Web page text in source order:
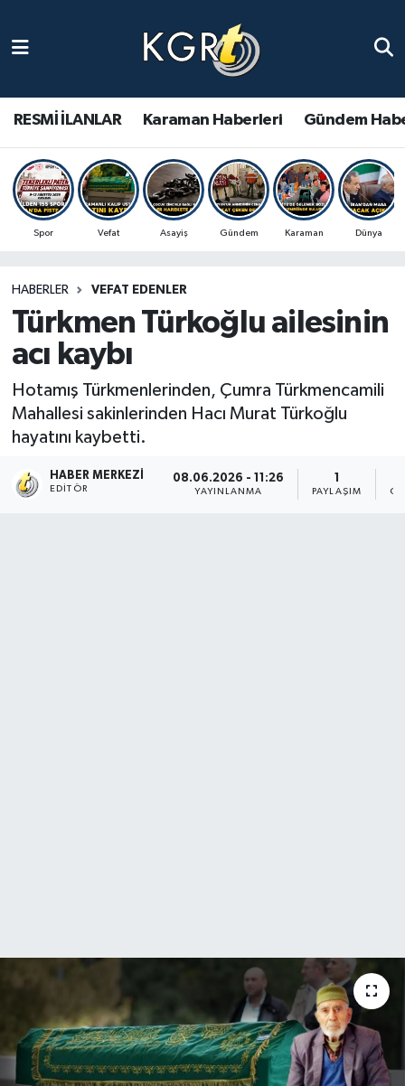
RESMİ İLANLAR Karaman Haberleri Gündem
Spor Vefat Asayiş Gündem Karaman Dünya
HABERLER VEFAT EDENLER
Türkmen Türkoğlu ailesinin
acı kaybı
Hotamış Türkmenlerinden, Çumra Türkmencamili
Mahallesi sakinlerinden Hacı Murat Türkoğlu
hayatını kaybetti.
HABER MERKEZI
EDITÖR
08.06.2026 - 11:26
YAYINLANMA
1
PAYLAŞIM
Gündem Haberleri
Güncel Haberler
Spor Haberleri
Ulusal Haberler
Vefat Edenler